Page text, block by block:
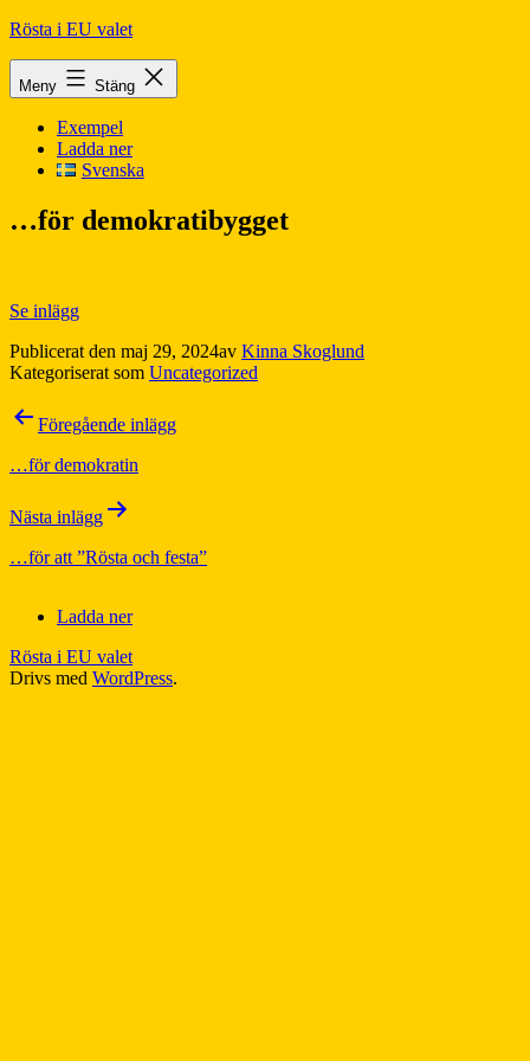
Hoppa
innehåll
Rösta i EU valet
Meny Stäng
Exempel
Ladda ner
Svenska
…för demokratibygget
Se inlägg
Publicerat den maj 29, 2024av Kinna Skoglund
Kategoriserat som Uncategorized
Inläggsnavigering
Föregående inlägg
…för demokratin
Nästa inlägg
…för att ”Rösta och festa”
Ladda ner
Rösta i EU valet
Drivs med WordPress.